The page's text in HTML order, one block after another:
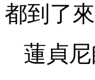
都到了來
蓮貞